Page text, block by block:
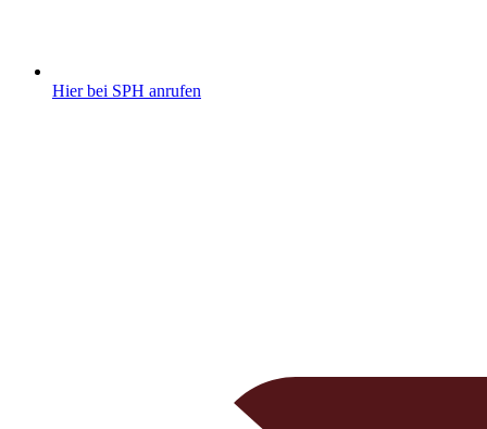
Hier bei SPH anrufen